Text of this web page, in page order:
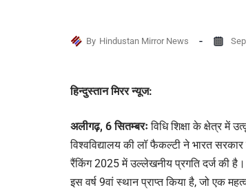
By Hindustan Mirror News
हिन्दुस्तान मिरर न्यूज:
अलीगढ़, 6 सितम्बरःविधि शिक्षा के क्षेत्र में
विश्वविद्यालय की लॉ फैकल्टी ने भारत
रैंकिंग 2025 में उल्लेखनीय प्रगति दर्ज की
इस वर्ष 9वां स्थान प्राप्त किया है, जो एक